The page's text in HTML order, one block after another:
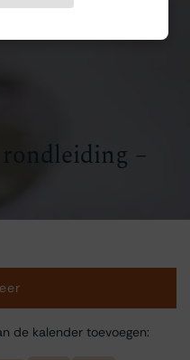
–
de kalender toevoegen: